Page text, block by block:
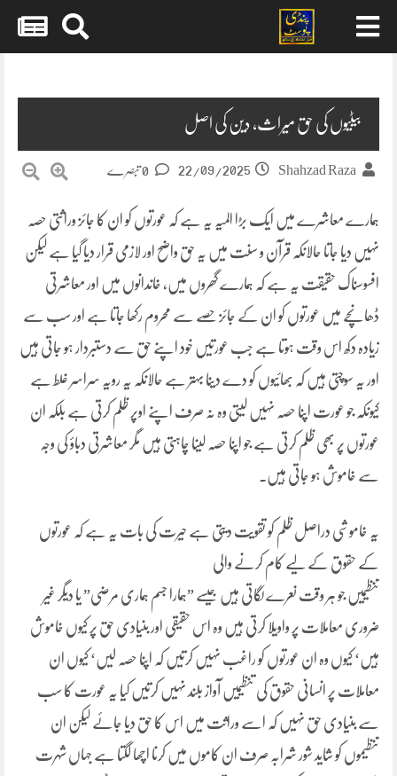
بیٹیوں کی حق میراث، دین کی اصل
Shahzad Raza
22/09/2025
ہمارے معاشرے میں ایک بڑا المیہ یہ ہے کہ عورتوں کو ان کا جائز وراثتی حصہ
نہیں دیا جاتا حالانکہ قرآن و سنت میں یہ حق واضح اور لازمی قرار دیا گیا ہے لیکن
افسوسناک حقیقت یہ ہے کہ ہمارے گھروں میں، خاندانوں میں اور معاشرتی
ڈھانچے میں عورتوں کو ان کے جائز حصے سے محروم رکھا جاتا ہے اور سب سے
زیادہ دکھ اس وقت ہوتا ہے جب عورتیں خود اپنے حق سے دستبردار ہو جاتی ہیں
اور یہ سوچتی ہیں کہ بھائیوں کو دے دینا بہتر ہے حالانکہ یہ رویہ سراسر غلط ہے
کیونکہ جو عورت اپنا حصہ نہیں لیتی وہ نہ صرف اپنے اوپر ظلم کرتی ہے بلکہ ان
عورتوں پر بھی ظلم کرتی ہے جو اپنا حصہ لینا چاہتی ہیں مگر معاشرتی دباؤ کی وجہ
سے خاموش ہو جاتی ہیں۔
یہ خاموشی دراصل ظلم کو تقویت دیتی ہے حیرت کی بات یہ ہے کہ عورتوں
کے حقوق کے لیے کام کرنے والی
تنظیمیں جو ہر وقت نعرے لگاتی ہیں جیسے ”ہمارا جسم ہماری مرضی” یا دیگر غیر
ضروری معاملات پر واویلا کرتی ہیں وہ اس حقیقی اور بنیادی حق پر کیوں خاموش
ہیں‘ کیوں وہ ان عورتوں کو راغب نہیں کرتیں کہ اپنا حصہ لیں‘ کیوں ان
معاملات پر انسانی حقوق کی تنظیمیں آواز بلند نہیں کرتیں کیا یہ عورت کا سب
سے بنیادی حق نہیں کہ اسے وراثت میں اس کا حق دیا جائے لیکن ان
تنظیموں کو شاید شور شرابہ صرف ان کاموں میں کرنا اچھا لگتا ہے جہاں شہرت